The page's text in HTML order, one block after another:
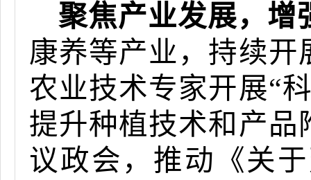
聚焦产业发展，增
康养等产业，持续开
农业技术专家开展“
提升种植技术和产品
议政会，推动《关